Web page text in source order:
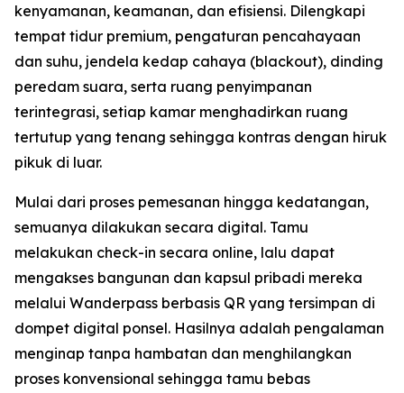
kenyamanan, keamanan, dan efisiensi. Dilengkapi
tempat tidur premium, pengaturan pencahayaan
dan suhu, jendela kedap cahaya (blackout), dinding
peredam suara, serta ruang penyimpanan
terintegrasi, setiap kamar menghadirkan ruang
tertutup yang tenang sehingga kontras dengan hiruk
pikuk di luar.
Mulai dari proses pemesanan hingga kedatangan,
semuanya dilakukan secara digital. Tamu
melakukan check-in secara online, lalu dapat
mengakses bangunan dan kapsul pribadi mereka
melalui Wanderpass berbasis QR yang tersimpan di
dompet digital ponsel. Hasilnya adalah pengalaman
menginap tanpa hambatan dan menghilangkan
proses konvensional sehingga tamu bebas